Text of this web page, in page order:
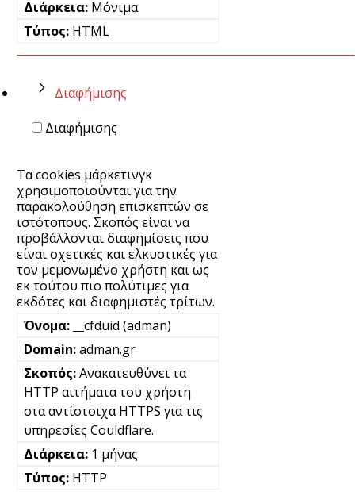
Μόνιμα
HTML
Διαφήμισης
Διαφήμισης
Τα cookies μάρκετινγκ
χρησιμοποιούνται για την
παρακολούθηση επισκεπτών σε
ιστότοπους. Σκοπός είναι να
προβάλλονται διαφημίσεις που
είναι σχετικές και ελκυστικές για
τον μεμονωμένο χρήστη και ως
εκ τούτου πιο πολύτιμες για
εκδότες και διαφημιστές τρίτων.
__cfduid (adman)
adman.gr
Ανακατευθύνει τα
HTTP αιτήματα του χρήστη
στα αντίστοιχα HTTPS για τις
υπηρεσίες Couldflare.
1 μήνας
HTTP